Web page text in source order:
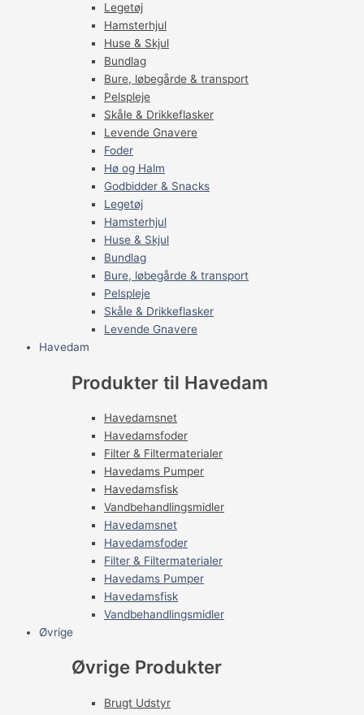
Legetøj
Hamsterhjul
Huse & Skjul
Bundlag
Bure, løbegårde & transport
Pelspleje
Skåle & Drikkeflasker
Levende Gnavere
Foder
Hø og Halm
Godbidder & Snacks
Legetøj
Hamsterhjul
Huse & Skjul
Bundlag
Bure, løbegårde & transport
Pelspleje
Skåle & Drikkeflasker
Levende Gnavere
Havedam
Produkter til Havedam
Havedamsnet
Havedamsfoder
Filter & Filtermaterialer
Havedams Pumper
Havedamsfisk
Vandbehandlingsmidler
Havedamsnet
Havedamsfoder
Filter & Filtermaterialer
Havedams Pumper
Havedamsfisk
Vandbehandlingsmidler
Øvrige
Øvrige Produkter
Brugt Udstyr